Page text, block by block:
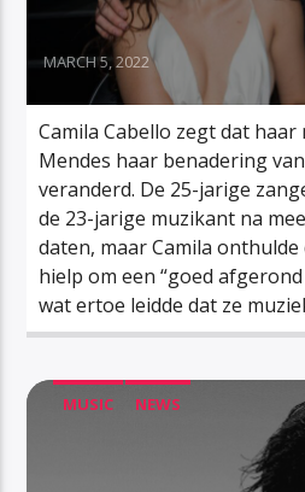
MARCH 5, 2022
Camila Cabello zegt dat
Mendes haar benadering
veranderd. De 25-jarige
de 23-jarige muzikant na
daten, maar Camila
hielp om een “goed
wat ertoe leidde dat ze
MUSIC NEWS